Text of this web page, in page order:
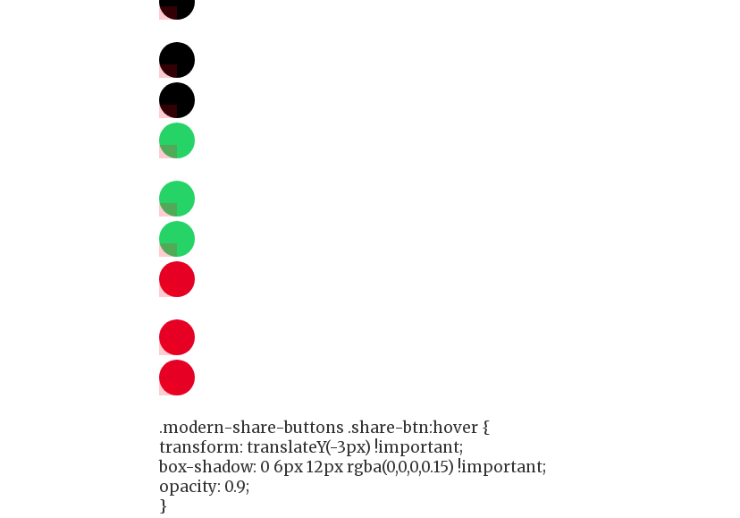
.modern-share-buttons .share-btn:hover {
transform: translateY(-3px) !important;
box-shadow: 0 6px 12px rgba(0,0,0,0.15) !important;
opacity: 0.9;
}